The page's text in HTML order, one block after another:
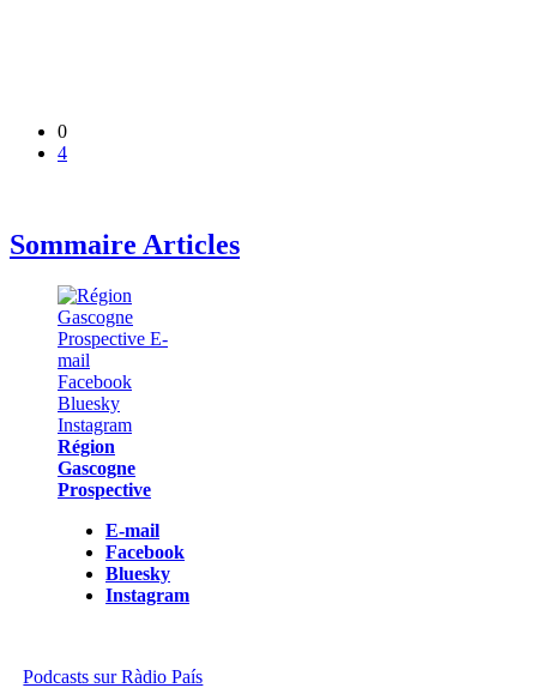
0
4
Sommaire Articles
Région
Gascogne
Prospective
E-mail
Facebook
Bluesky
Instagram
Podcasts sur Ràdio País